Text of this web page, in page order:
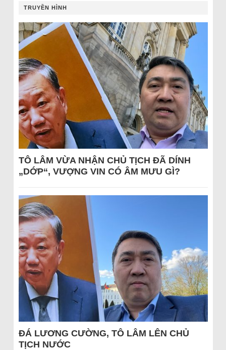
TRUYỀN HÌNH
TÔ LÂM VỪA NHẬN CHỦ TỊCH ĐÃ DÍNH
„DỚP“, VƯỢNG VIN CÓ ÂM MƯU GÌ?
ĐÁ LƯƠNG CƯỜNG, TÔ LÂM LÊN CHỦ
TỊCH NƯỚC